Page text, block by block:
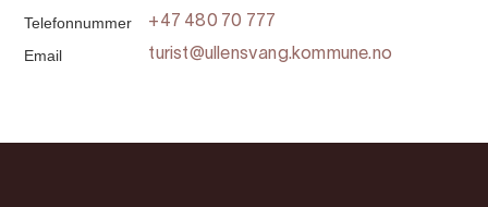
Telefonnummer +47 480 70 777
Email turist@ullensvang.kommune.no